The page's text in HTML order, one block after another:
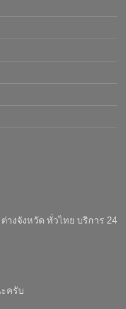
างจังหวัด ทั่วไทย บริการ 24
ะครับ